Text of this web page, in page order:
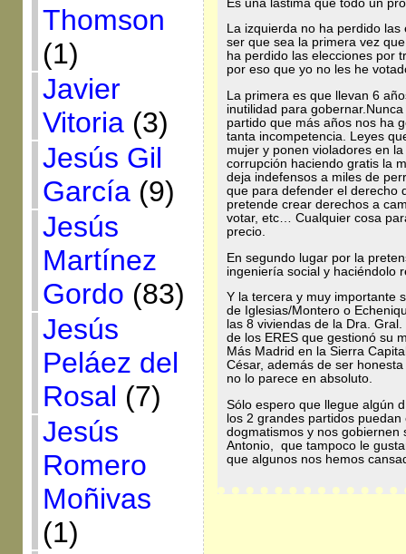
Thomson
(1)
Javier
Vitoria(3)
Jesús Gil
García(9)
Jesús
Martínez
Gordo (83)
Jesús
Peláez del
Rosal (7)
Jesús
Romero
Moñivas
(1)
Es una lástima que todo un
La izquierda no ha perdido
ser que sea la primera vez
ha perdido las elecciones por
por eso que yo no les he
La primera es que llevan 6
inutilidad para
partido que más años nos ha
tanta incompetencia. Leyes
mujer y ponen violadores en
corrupción haciendo gratis la
deja indefensos a miles de
que para defender el derecho
pretende crear derechos a
votar, etc… Cualquier cosa
precio.
En segundo lugar por la
ingeniería social y haciéndolo
Y la tercera y muy importante
de Iglesias/Montero o
las 8 viviendas de la Dra.
de los ERES que gestionó su
Más Madrid en la Sierra
César, además de ser
no lo parece en absoluto.
Sólo espero que llegue algún
los 2 grandes partidos
dogmatismos y nos gobiernen
Antonio, que tampoco le
que algunos nos hemos